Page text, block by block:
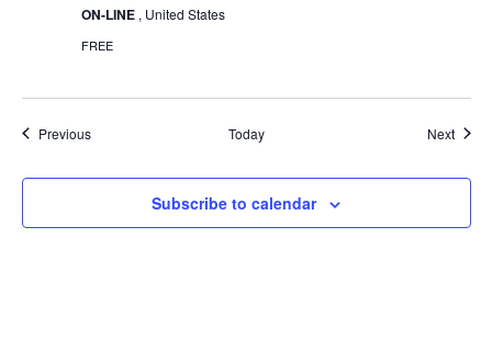
ON-LINE , United States
FREE
PreviousEvents Today Next
Subscribe to calendar